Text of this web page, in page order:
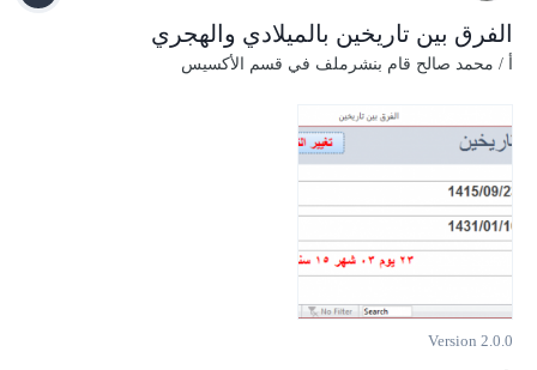
الفرق بين تاريخين بالميلادي والهجري
أ / محمد صالح قام بنشرملف في قسم الأكسيس
Version 2.0.0